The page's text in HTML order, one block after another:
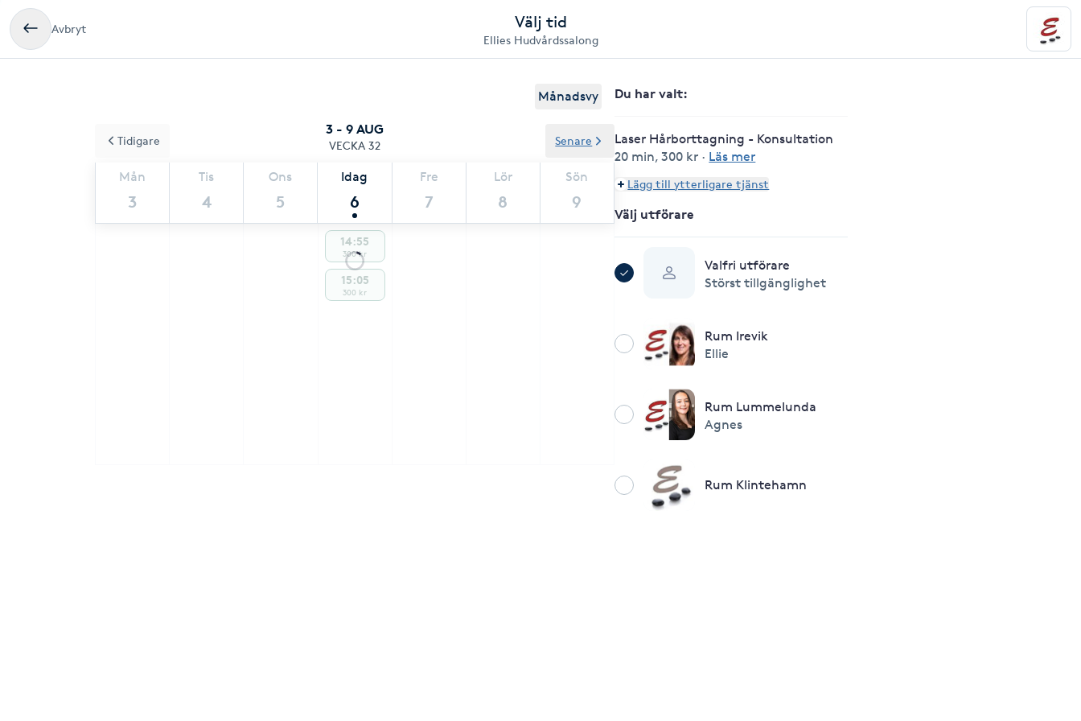
Avbryt Välj tid
Ellies Hudvårdssalong
Månadsvy
3 - 9 AUG
VECKA 32
Mån
3
Tis
4
Ons
5
Idag
6
Fre
7
Lör
8
Sön
9
Tidigare Senare
14:55
300 kr
15:05
300 kr
Du har valt:
Laser Hårborttagning - Konsultation
20 min,300 kr · Läs mer
Lägg till ytterligare tjänst
Välj utförare
Valfri utförare
Störst tillgänglighet
Rum Irevik
Ellie
Rum Lummelunda
Agnes
Rum Klintehamn